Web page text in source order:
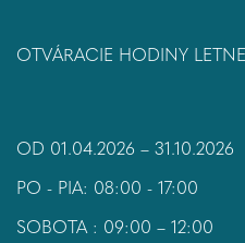
OTVÁRACIE HODINY
OD 01.04.2026 – 31.10.2026
PO - PIA: 08:00 - 17:00
SOBOTA : 09:00 – 12:00